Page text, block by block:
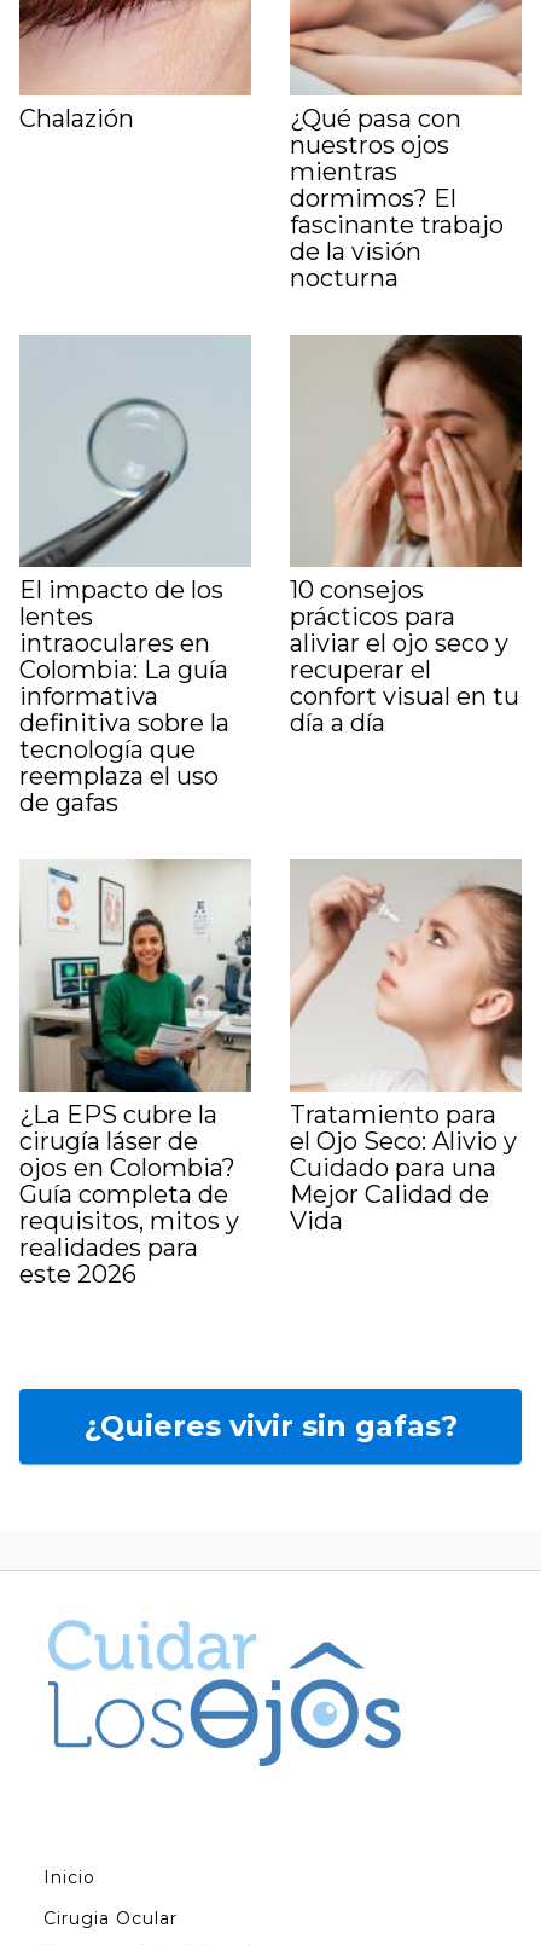
Chalazión
¿Qué pasa con
nuestros ojos
mientras
dormimos? El
fascinante trabajo
de la visión
nocturna
El impacto de los
lentes
intraoculares en
Colombia: La guía
informativa
definitiva sobre la
tecnología que
reemplaza el uso
de gafas
10 consejos
prácticos para
aliviar el ojo seco y
recuperar el
confort visual en tu
día a día
¿La EPS cubre la
cirugía láser de
ojos en Colombia?
Guía completa de
requisitos, mitos y
realidades para
este 2026
Tratamiento para
el Ojo Seco: Alivio y
Cuidado para una
Mejor Calidad de
Vida
¿Quieres vivir sin gafas?
Inicio
Cirugia Ocular